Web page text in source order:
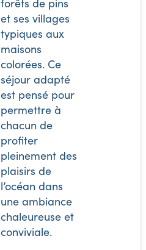
forêts de pins
et ses villages
typiques aux
maisons
colorées. Ce
séjour adapté
est pensé pour
permettre à
chacun de
profiter
pleinement des
plaisirs de
l’océan dans
une ambiance
chaleureuse et
conviviale.